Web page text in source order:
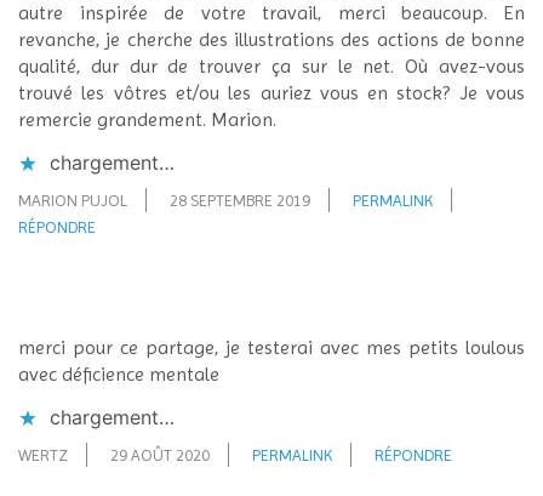
autre inspirée de votre travail, merci beaucoup. En
revanche, je cherche des illustrations des actions de bonne
qualité, dur dur de trouver ça sur le net. Où avez-vous
trouvé les vôtres et/ou les auriez vous en stock? Je vous
remercie grandement. Marion.
chargement…
MARION PUJOL 28 SEPTEMBRE 2019
PERMALINK
RÉPONDRE
merci pour ce partage, je testerai avec mes petits loulous
avec déficience mentale
chargement…
WERTZ 29 AOÛT 2020 PERMALINK RÉPONDRE